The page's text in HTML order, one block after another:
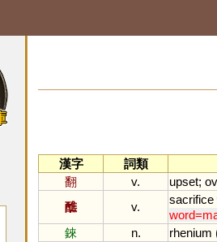
漢字
詞類
翻
v. upset;
醮
v.
sacrifice
錸
n. rhenium